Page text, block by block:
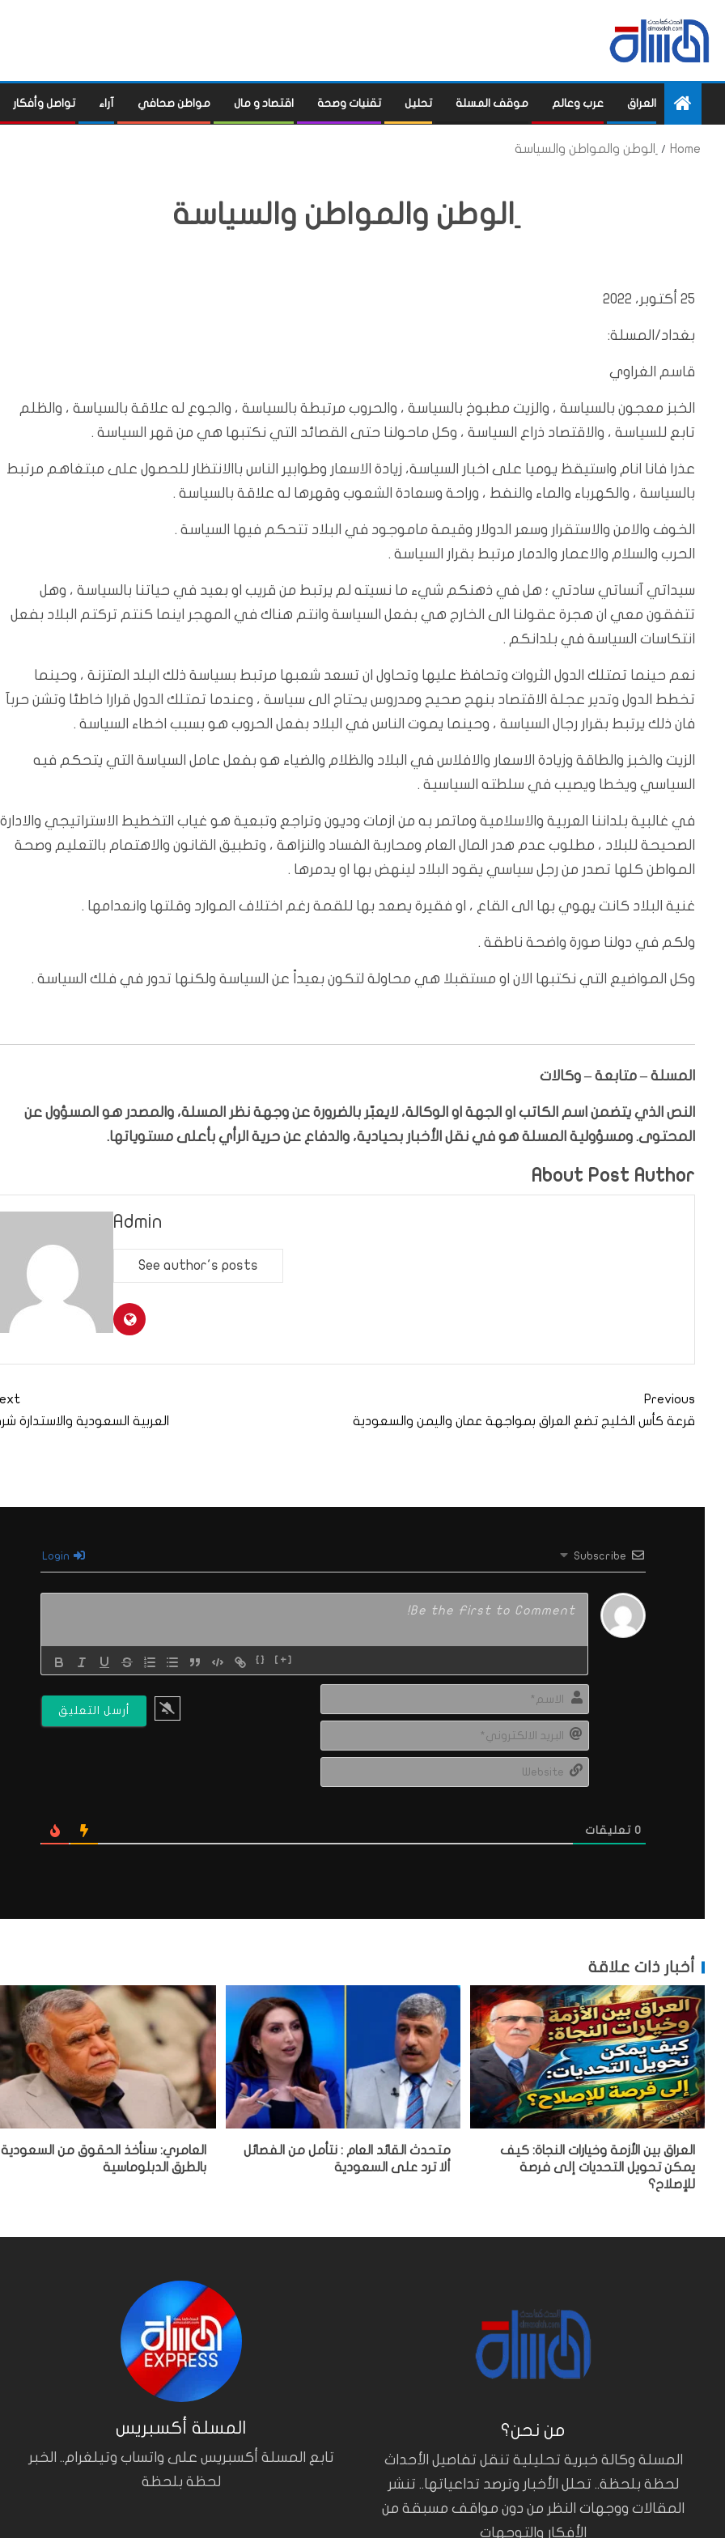
العراق عرب وعالم موقف المسلة تحليل تقنيات وصحة اقتصاد و مال مواطن صحافي آراء تواصل وأفكار
Home ِالوطن والمواطن والسياسة
ِالوطن والمواطن والسياسة
25 أكتوبر، 2022
بغداد/المسلة:
قاسم الغراوي
الخبز معجون بالسياسة ، والزيت مطبوخ بالسياسة ، والحروب مرتبطة بالسياسة ، والجوع له علاقة بالسياسة ، والظلم
تابع للسياسة ، والاقتصاد ذراع السياسة ، وكل ماحولنا حتى القصائد التي نكتبها هي من قهر السياسة .
عذرا فانا انام واستيقظ يوميا على اخبار السياسة، زيادة الاسعار وطوابير الناس باالانتظار للحصول على مبتغاهم مرتبط
بالسياسة ، والكهرباء والماء والنفط ، وراحة وسعادة الشعوب وقهرها له علاقة بالسياسة .
الخوف والامن والاستقرار وسعر الدولار وقيمة ماموجود في البلاد تتحكم فيها السياسة .
الحرب والسلام والاعمار والدمار مرتبط بقرار السياسة .
سيداتي آنساتي سادتي ؛ هل في ذهنكم شيء ما نسيته لم يرتبط من قريب او بعيد في حياتنا بالسياسة ، وهل
تتفقون معي ان هجرة عقولنا الى الخارج هي بفعل السياسة وانتم هناك في المهجر اينما كنتم تركتم البلاد بفعل
انتكاسات السياسة في بلدانكم .
نعم حينما تمتلك الدول الثروات وتحافظ عليها وتحاول ان تسعد شعبها مرتبط بسياسة ذلك البلد المتزنة ، وحينما
تخطط الدول وتدير عجلة الاقتصاد بنهج صحيح ومدروس يحتاج الى سياسة ، وعندما تمتلك الدول قرارا خاطئا وتشن حربآ
فان ذلك يرتبط بقرار رجال السياسة ، وحينما يموت الناس في البلاد بفعل الحروب هو بسبب اخطاء السياسة .
الزيت والخبز والطاقة وزيادة الاسعار والافلاس في البلاد والظلام والضياء هو بفعل عامل السياسة التي يتحكم فيه
السياسي ويخطا ويصيب في سلطته السياسية .
في غالبية بلداننا العربية والاسلامية وماتمر به من ازمات وديون وتراجع وتبعية هو غياب التخطيط الاستراتيجي والادارة
الصحيحة للبلاد ، مطلوب عدم هدر المال العام ومحاربة الفساد والنزاهة ، وتطبيق القانون والاهتمام بالتعليم وصحة
المواطن كلها تصدر من رجل سياسي يقود البلاد لينهض بها او يدمرها .
غنية البلاد كانت يهوي بها الى القاع ، او فقيرة يصعد بها للقمة رغم اختلاف الموارد وقلتها وانعدامها .
ولكم في دولنا صورة واضحة ناطقة .
وكل المواضيع التي نكتبها الان او مستقبلا هي محاولة لتكون بعيداً عن السياسة ولكنها تدور في فلك السياسة .
المسلة – متابعة – وكالات
النص الذي يتضمن اسم الكاتب او الجهة او الوكالة، لايعبّر بالضرورة عن وجهة نظر المسلة، والمصدر هو المسؤول عن
المحتوى. ومسؤولية المسلة هو في نقل الأخبار بحيادية، والدفاع عن حرية الرأي بأعلى مستوياتها.
About Post Author
Admin
See author's posts
Previous
قرعة كأس الخليج تضع العراق بمواجهة عمان واليمن والسعودية
العربية السعودية والاستدارة
Subscribe
{} [+]
0 تعليقات
أخبار ذات علاقة
العراق بين الأزمة وخيارات النجاة: كيف
يمكن تحويل التحديات إلى فرصة
للإصلاح؟
متحدث القائد العام : نتأمل من الفصائل
ألا ترد على السعودية
العامري: سنأخذ الحقوق من السعودية
بالطرق الدبلوماسية
المسلة أكسبريس
تابع المسلة أكسبريس على واتساب وتيلغرام.. الخبر
لحظة بلحظة
من نحن؟
المسلة وكالة خبرية تحليلية تنقل تفاصيل الأحداث
لحظة بلحظة.. تحلل الأخبار وترصد تداعياتها.. تنشر
المقالات ووجهات النظر من دون مواقف مسبقة من
الأفكار والتوجهات